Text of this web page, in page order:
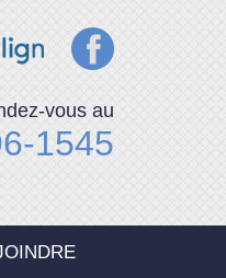
vous au
1545